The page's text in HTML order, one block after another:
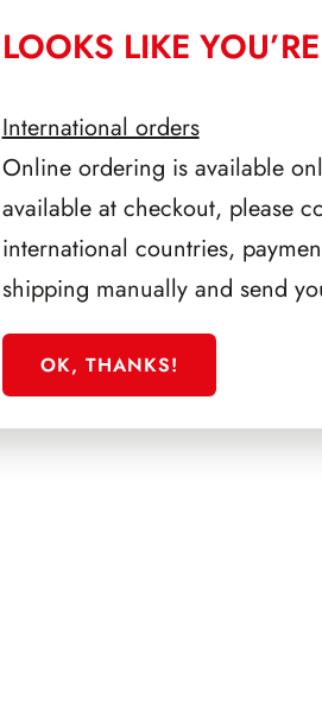
LOOKS LIKE
International orders
Online ordering is available
available at checkout, please
international countries,
shipping manually and send
OK, THANKS!